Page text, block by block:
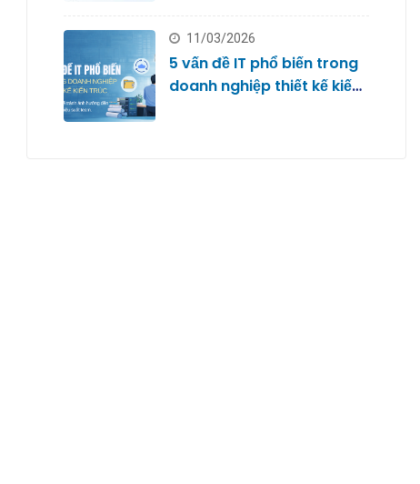
11/03/2026
5 vấn đề IT phổ biến trong
doanh nghiệp thiết kế kiến